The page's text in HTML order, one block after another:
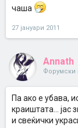
чаша
27 јануари 2011
Annath
Форумски
Па ако е убавa,
краиштата... јас
и свеќички